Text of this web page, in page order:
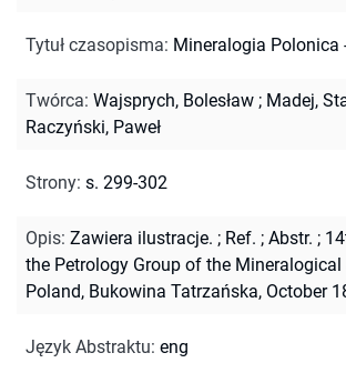
Tytuł czasopisma: Mineralogia Polonica
Twórca: Wajsprych, Bolesław ; Madej,
Raczyński, Paweł
Strony: s. 299-302
Opis: Zawiera ilustracje. ; Ref. ; Abstr. ;
the Petrology Group of the
Poland, Bukowina Tatrzańska, October
Język Abstraktu: eng